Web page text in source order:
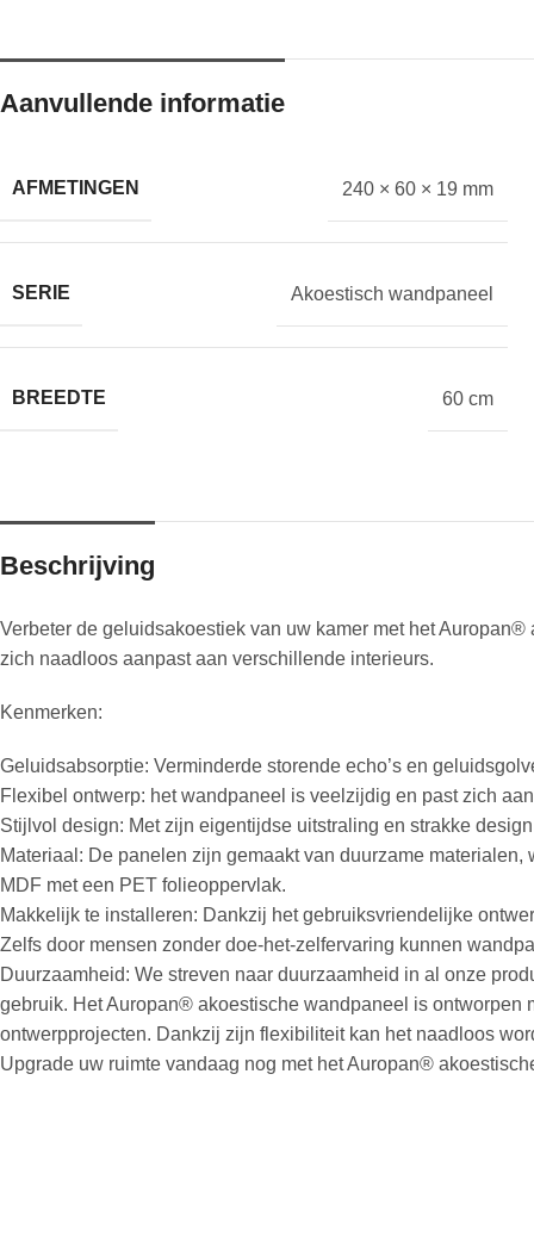
Aanvullende informatie
AFMETINGEN 240 × 60 × 19 mm
SERIE Akoestisch wandpaneel
BREEDTE 60 cm
Beschrijving
Verbeter de geluidsakoestiek van uw kamer met het
zich naadloos aanpast aan verschillende interieurs.
Kenmerken:
Geluidsabsorptie: Verminderde storende echo’s en
Flexibel ontwerp: het wandpaneel is veelzijdig en past zich
Stijlvol design: Met zijn eigentijdse uitstraling en strakke
Materiaal: De panelen zijn gemaakt van duurzame
MDF met een PET folieoppervlak.
Makkelijk te installeren: Dankzij het gebruiksvriendelijke
Zelfs door mensen zonder doe-het-zelfervaring kunnen
Duurzaamheid: We streven naar duurzaamheid in al onze
gebruik. Het Auropan® akoestische wandpaneel is
ontwerpprojecten. Dankzij zijn flexibiliteit kan het naadloos
Upgrade uw ruimte vandaag nog met het Auropan®